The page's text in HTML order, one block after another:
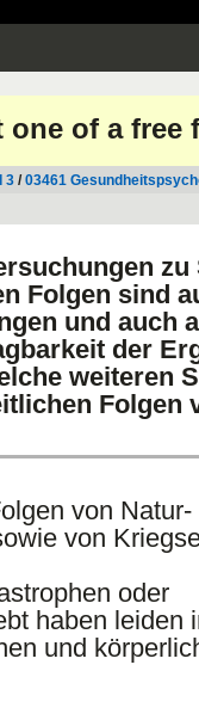
of a free
3 /03461
zu
Folgen sind
und auch
der
weiteren
Folgen
von Natur-
von
oder
haben leiden
und